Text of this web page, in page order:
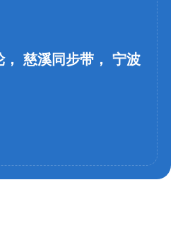
慈溪同步带， 宁波